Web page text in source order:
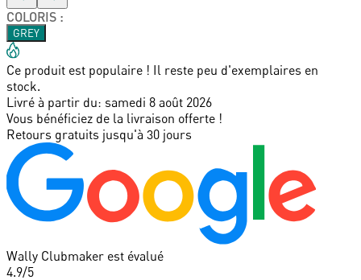
COLORIS :
GREY
Ce produit est populaire ! Il reste peu d'exemplaires en
stock.
Livré à partir du: samedi 8 août 2026
Vous bénéficiez de la livraison offerte !
Retours gratuits jusqu'à 30 jours
Wally Clubmaker est évalué
4.9/5